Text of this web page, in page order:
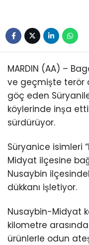
MARDIN (AA) –
ve geçmişte terör
göç eden
köylerinde inşa
sürdürüyor.
Süryanice isimleri
Midyat ilçesine
Nusaybin
dükkanı işletiyor.
Nusaybin-Midyat
kilometre
ürünlerle odun